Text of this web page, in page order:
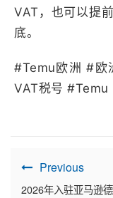
VAT，也可以提
底。
#Temu欧洲 #欧
VAT税号 #Temu
Previous
2026年入驻亚马逊